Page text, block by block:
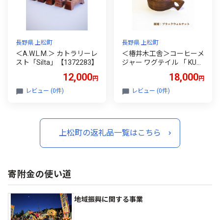
長野県 上松町
＜A.W.L.M.＞ カトラリーレ
スト「Silta」【1372283】
12,000円
レビュー (0件)
長野県 上松町
＜椿井木工舎＞コーヒーメ
ジャー ワグテイル 「 KUK
SA」 ブラックウォールナ
ット【1274109】18,000円
レビュー (0件)
上松町の返礼品一覧はこちら
寄附金の使い道
地域振興に関する事業